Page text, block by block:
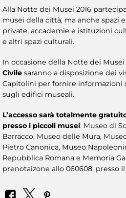
Alla Notte dei Musei 2016
musei della città, ma anche spazi
private, accademie e istituzioni
e altri spazi culturali.
In occasione della Notte dei Musei
Civile saranno a disposizione dei
Capitolini per fornire informazioni
sugli edifici museali.
L’accesso sarà totalmente
presso i piccoli musei: Museo di
Barracco, Museo delle Mura,
Pietro Canonica, Museo
Repubblica Romana e Memoria
prenotaizone allo 060608, presso